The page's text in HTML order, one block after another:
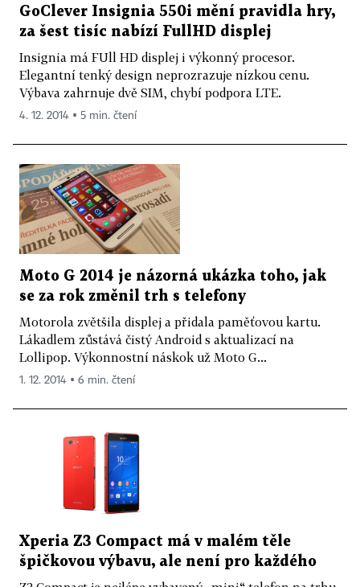
GoClever Insignia 550i mění pravidla hry,
za šest tisíc nabízí FullHD displej
Insignia má FUll HD displej i výkonný procesor.
Elegantní tenký design neprozrazuje nízkou cenu.
Výbava zahrnuje dvě SIM, chybí podpora LTE.
4. 12. 2014 ▪ 5 min. čtení
Moto G 2014 je názorná ukázka toho, jak
se za rok změnil trh s telefony
Motorola zvětšila displej a přidala paměťovou kartu.
Lákadlem zůstává čistý Android s aktualizací na
Lollipop. Výkonnostní náskok už Moto G...
1. 12. 2014 ▪ 6 min. čtení
Xperia Z3 Compact má v malém těle
špičkovou výbavu, ale není pro každého